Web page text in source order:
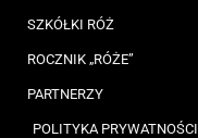
SZKÓŁKI RÓŻ
ROCZNIK „RÓŻE”
PARTNERZY
POLITYKA PRYWATNOŚCI